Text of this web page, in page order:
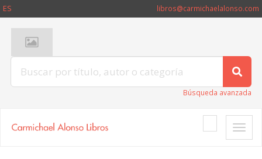
ES libros@carmichaelalonso.com
Búsqueda avanzada
Toggle